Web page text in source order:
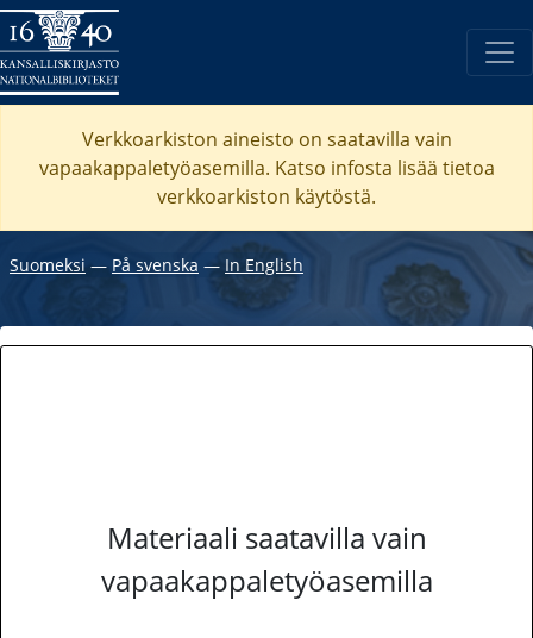
Verkkoarkiston aineisto on saatavilla vain
vapaakappaletyöasemilla. Katso infosta lisää tietoa
verkkoarkiston käytöstä.
Suomeksi ― På svenska ― In English
Materiaali saatavilla vain
vapaakappaletyöasemilla